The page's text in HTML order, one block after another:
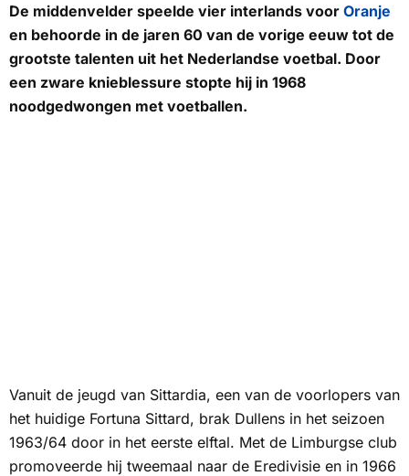
De middenvelder speelde vier interlands voor Oranje
en behoorde in de jaren 60 van de vorige eeuw tot de
grootste talenten uit het Nederlandse voetbal. Door
een zware knieblessure stopte hij in 1968
noodgedwongen met voetballen.
Vanuit de jeugd van Sittardia, een van de voorlopers van
het huidige Fortuna Sittard, brak Dullens in het seizoen
1963/64 door in het eerste elftal. Met de Limburgse club
promoveerde hij tweemaal naar de Eredivisie en in 1966